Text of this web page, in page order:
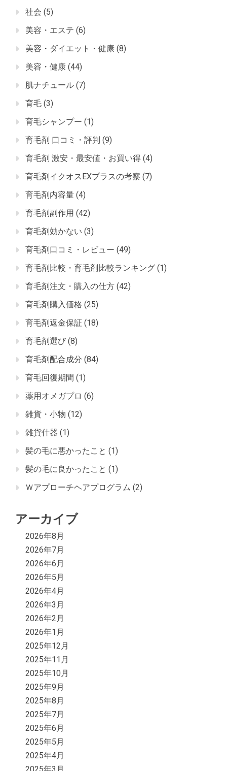
社会 (5)
美容・エステ (6)
美容・ダイエット・健康 (8)
美容・健康 (44)
肌ナチュール (7)
育毛 (3)
育毛シャンプー (1)
育毛剤 口コミ・評判 (9)
育毛剤 激安・最安値・お買い得 (4)
育毛剤イクオスEXプラスの考察 (7)
育毛剤内容量 (4)
育毛剤副作用 (42)
育毛剤効かない (3)
育毛剤口コミ・レビュー (49)
育毛剤比較・育毛剤比較ランキング (1)
育毛剤注文・購入の仕方 (42)
育毛剤購入価格 (25)
育毛剤返金保証 (18)
育毛剤選び (8)
育毛剤配合成分 (84)
育毛回復期間 (1)
薬用オメガプロ (6)
雑貨・小物 (12)
雑貨什器 (1)
髪の毛に悪かったこと (1)
髪の毛に良かったこと (1)
Ｗアプローチヘアプログラム (2)
アーカイブ
2026年8月
2026年7月
2026年6月
2026年5月
2026年4月
2026年3月
2026年2月
2026年1月
2025年12月
2025年11月
2025年10月
2025年9月
2025年8月
2025年7月
2025年6月
2025年5月
2025年4月